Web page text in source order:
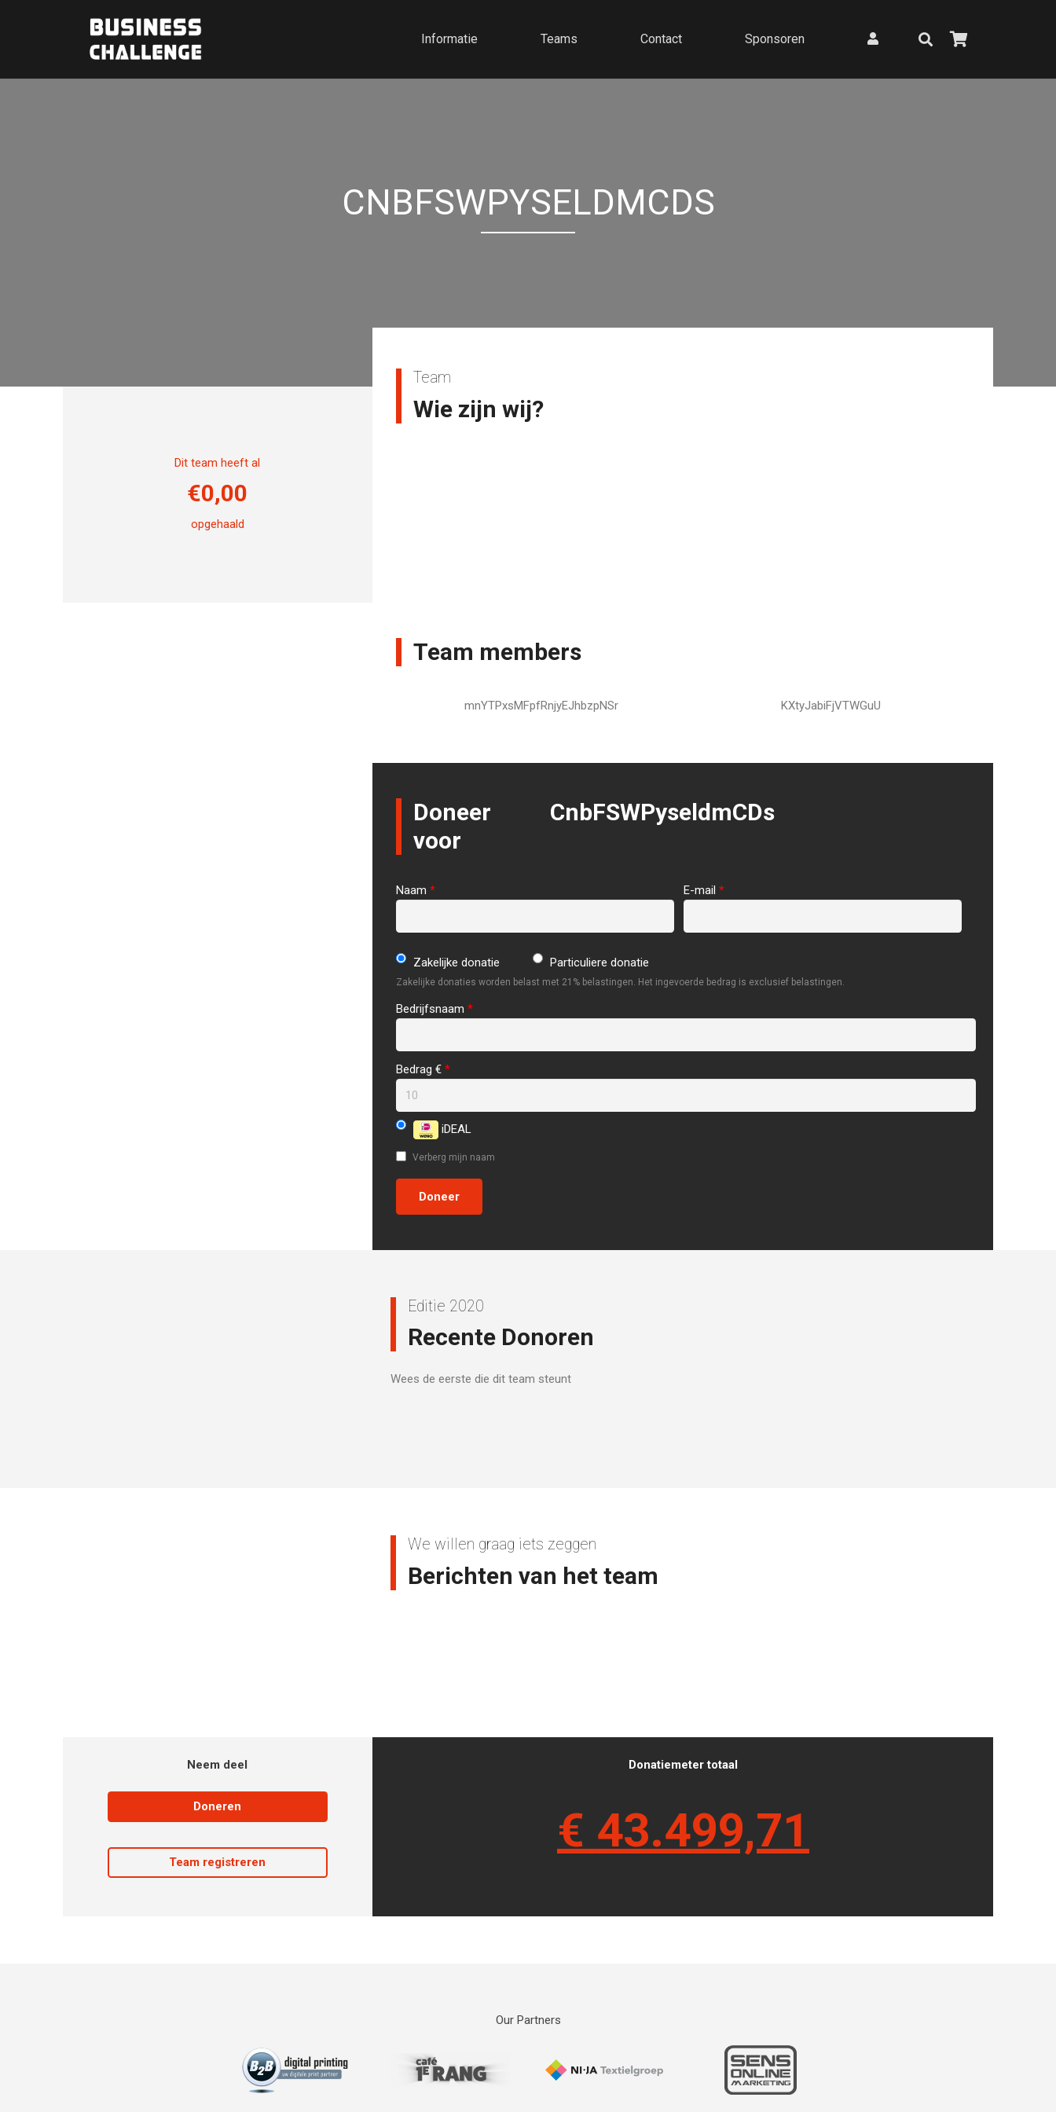
Informatie Teams Contact Sponsoren
CNBFSWPYSELDMCDS
Dit team heeft al
€0,00
opgehaald
Team
Wie zijn wij?
Team members
mnYTPxsMFpfRnjyEJhbzpNSr KXtyJabiFjVTWGuU
Doneer
voor
CnbFSWPyseldmCDs
Naam* E-mail *
Zakelijke donatie Particuliere donatie
Zakelijke donaties worden belast met 21% belastingen. Het ingevoerde bedrag is exclusief belastingen.
Bedrijfsnaam*
Bedrag €*
iDEAL
Verberg mijn naam
Editie 2020
Recente Donoren
Wees de eerste die dit team steunt
We willen graag iets zeggen
Berichten van het team
Neem deel
Doneren
Team registreren
Donatiemeter totaal
€ 43.499,71
Our Partners